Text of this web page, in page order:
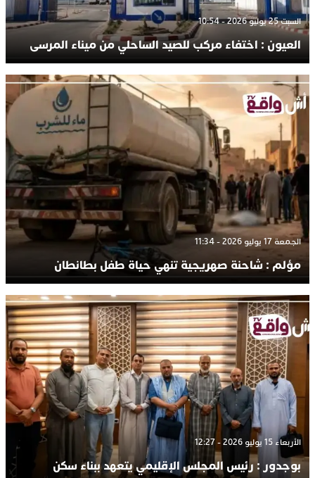
السبت 25 يوليو 2026 - 10:54
العيون : اختفاء مركب للصيد الساحلي من ميناء المرسى
الجمعة 17 يوليو 2026 - 11:34
مؤلم : شاحنة صهريجية تنهي حياة طفل بطانطان
الأربعاء 15 يوليو 2026 - 12:27
بوجدور : رئيس المجلس الإقليمي يتعهد ببناء سكن